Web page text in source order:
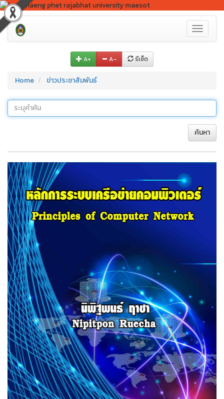
Toggle
A+ A– รีเซ็ต
Home ข่าวประชาสัมพันธ์
ค้นหา